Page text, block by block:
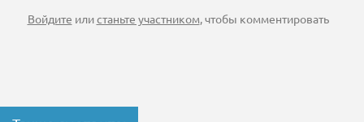
Войдите илистаньте участником, чтобы комментировать